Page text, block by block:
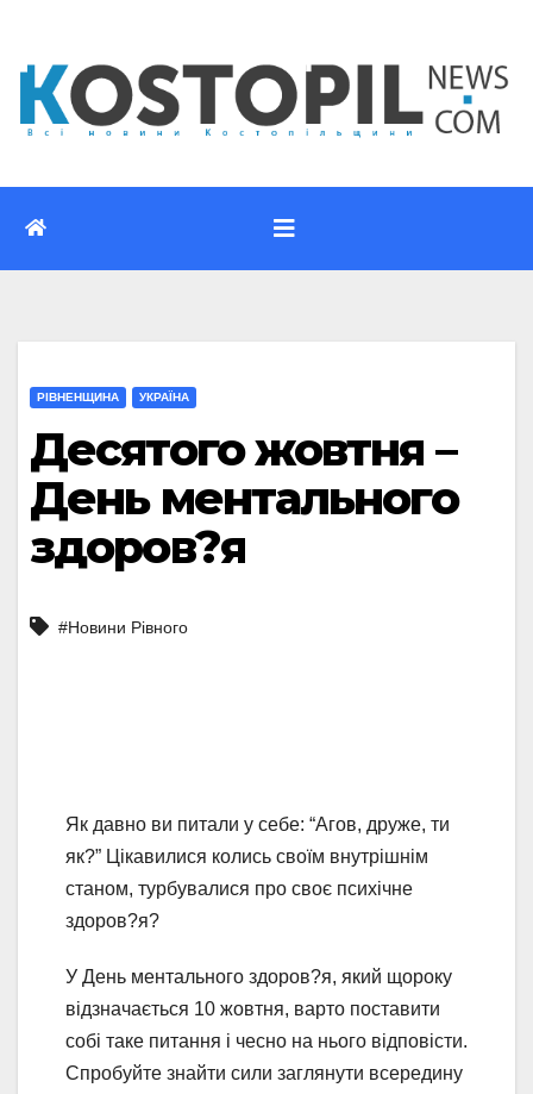
вмісту
РІВНЕНЩИНА УКРАЇНА
Десятого жовтня –
День ментального
здоров?я
#Новини Рівного
Як давно ви питали у себе: “Агов, друже, ти
як?” Цікавилися колись своїм внутрішнім
станом, турбувалися про своє психічне
здоров?я?
У День ментального здоров?я, який щороку
відзначається 10 жовтня, варто поставити
собі таке питання і чесно на нього відповісти.
Спробуйте знайти сили заглянути всередину